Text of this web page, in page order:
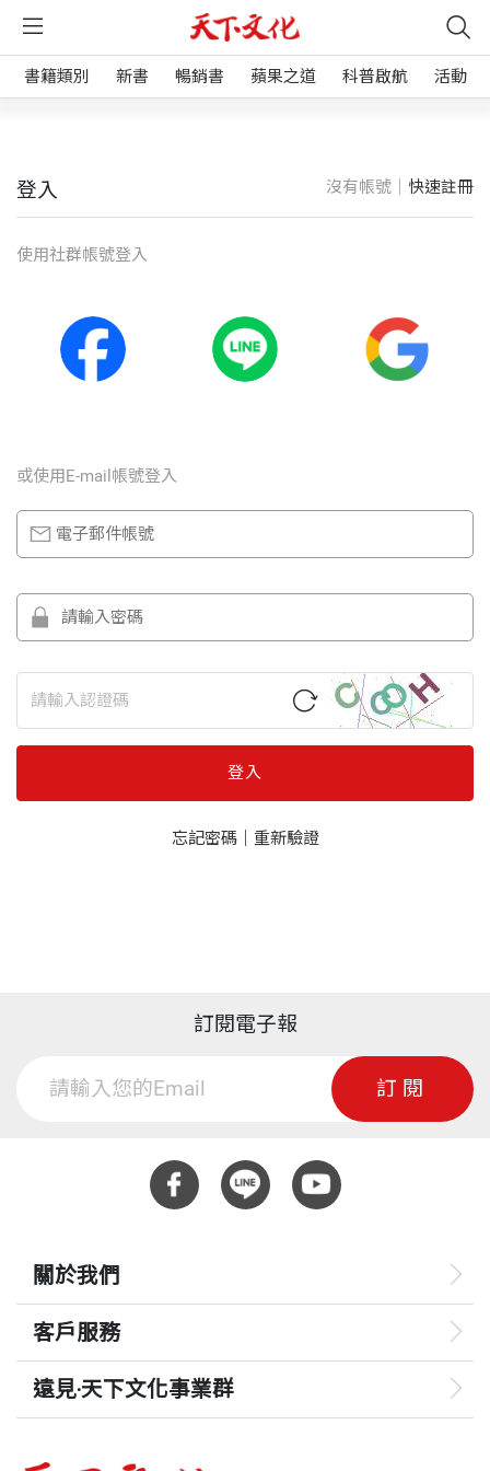
書籍類別 新書 暢銷書 蘋果之道 科普啟航 活動
登入 沒有帳號｜ 快速註冊
使⽤社群帳號登入
或使⽤E-mail帳號登入
登入
忘記密碼｜ 重新驗證
訂閱電子報
訂閱
關於我們
客戶服務
遠見‧天下文化事業群